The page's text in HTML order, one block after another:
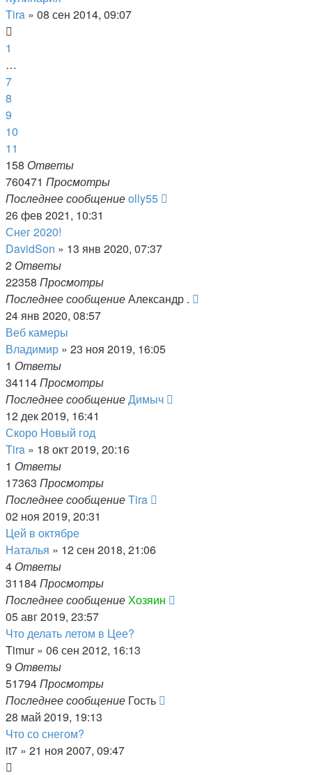
Tira » 08 сен 2014, 09:07
1
…
7
8
9
10
11
158 Ответы
760471 Просмотры
Последнее сообщениеolly55
26 фев 2021, 10:31
Снег 2020!
DavidSon » 13 янв 2020, 07:37
2 Ответы
22358 Просмотры
Последнее сообщениеАлександр .
24 янв 2020, 08:57
Веб камеры
Владимир » 23 ноя 2019, 16:05
1 Ответы
34114Просмотры
Последнее сообщениеДимыч
12 дек 2019, 16:41
Скоро Новый год
Tira » 18 окт 2019, 20:16
1 Ответы
17363 Просмотры
Последнее сообщениеTira
02 ноя 2019, 20:31
Цей в октябре
Наталья » 12 сен 2018, 21:06
4 Ответы
31184Просмотры
Последнее сообщениеХозяин
05 авг 2019, 23:57
Что делать летом в Цее?
Timur» 06 сен 2012, 16:13
9 Ответы
51794Просмотры
Последнее сообщение Гость
28 май 2019, 19:13
Что со снегом?
it7 » 21 ноя 2007, 09:47